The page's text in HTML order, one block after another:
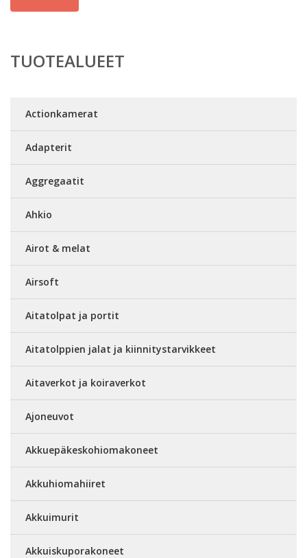
TUOTEALUEET
Actionkamerat
Adapterit
Aggregaatit
Ahkio
Airot & melat
Airsoft
Aitatolpat ja portit
Aitatolppien jalat ja kiinnitystarvikkeet
Aitaverkot ja koiraverkot
Ajoneuvot
Akkuepäkeskohiomakoneet
Akkuhiomahiiret
Akkuimurit
Akkuiskuporakoneet